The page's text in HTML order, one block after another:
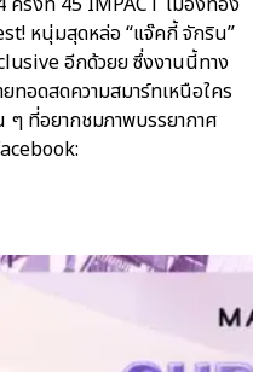
หนุ่มสุดหล่อ “แจ๊คกี้ จักริน”
อีกด้วยย ซึ่งงานนี้ทาง
ยทอดสดความสมาร์ทเหนือใคร
ๆ ที่อยากชมภาพบรรยากาศ